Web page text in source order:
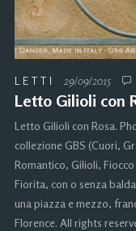
LETTI 29/09/2015
Letto Gilioli con
Letto Gilioli con Rosa.
collezione GBS (Cuori,
Romantico, Gilioli,
Fiorita, con o senza
una piazza e mezzo,
Florence. All rights